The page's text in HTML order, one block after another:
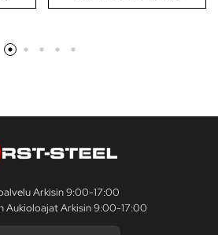
Arkisin 9:00-17:00
Aukioloajat Arkisin 9:00-17:00